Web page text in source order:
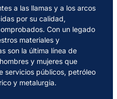
a las llamas y a los arcos
por su calidad,
Con un legado
materiales y
son la última línea de
y mujeres que
servicios públicos, petróleo
y metalurgia.